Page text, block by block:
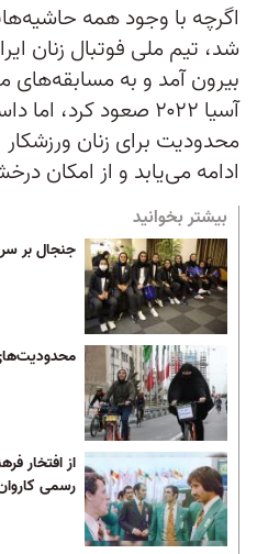
اگرچه با وجود همه
شد، تیم ملی فوتبال زنان
بیرون آمد و به
آسیا ۲۰۲۲ صعود کرد،
محدودیت برای زنان
ادامه می‌یابد و از امکان
بیشتر بخوانید
جنجال بر
از افتخار
رسمی